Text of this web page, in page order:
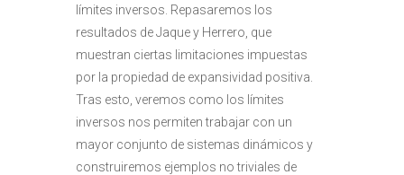
límites inversos. Repasaremos los
resultados de Jaque y Herrero, que
muestran ciertas limitaciones impuestas
por la propiedad de expansividad positiva.
Tras esto, veremos como los límites
inversos nos permiten trabajar con un
mayor conjunto de sistemas dinámicos y
construiremos ejemplos no triviales de